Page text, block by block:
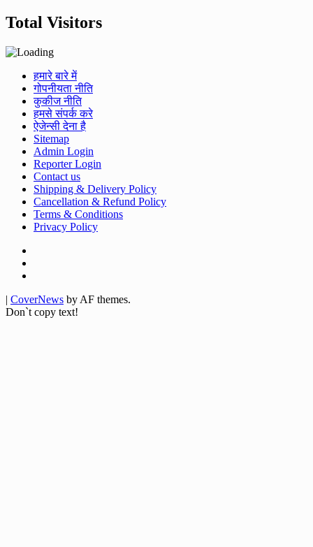
Total Visitors
हमारे बारे में
गोपनीयता नीति
कुकीज नीति
हमसे संपर्क करे
ऐजेन्सी देना है
Sitemap
Admin Login
Reporter Login
Contact us
Shipping & Delivery Policy
Cancellation & Refund Policy
Terms & Conditions
Privacy Policy
| CoverNews by AF themes.
Don`t copy text!